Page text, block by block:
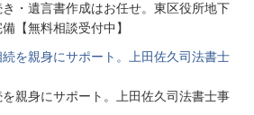
・遺言書作成はお任せ。東区役所地下
【無料相談受付中】
を親身にサポート。上田佐久司法書士
親身にサポート。上田佐久司法書士事